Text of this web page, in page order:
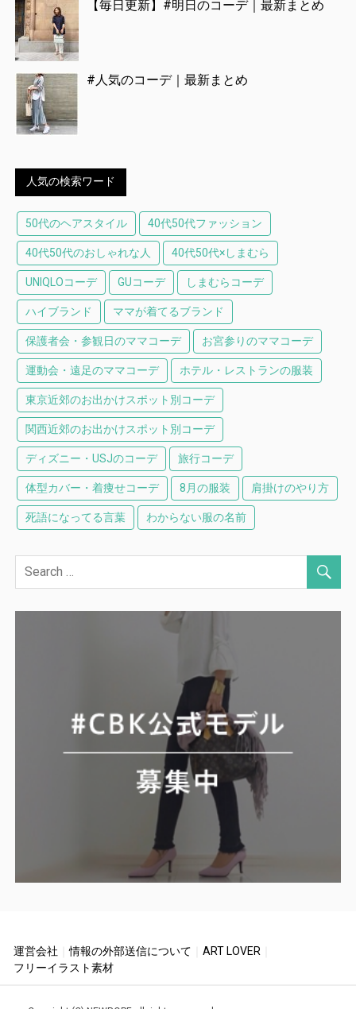
【毎日更新】#明日のコーデ｜最新まとめ
#人気のコーデ｜最新まとめ
人気の検索ワード
50代のヘアスタイル 40代50代ファッション
40代50代のおしゃれな人 40代50代×しまむら
UNIQLOコーデ GUコーデ しまむらコーデ
ハイブランド ママが着てるブランド
保護者会・参観日のママコーデ お宮参りのママコーデ
運動会・遠足のママコーデ ホテル・レストランの服装
東京近郊のお出かけスポット別コーデ
関西近郊のお出かけスポット別コーデ
ディズニー・USJのコーデ 旅行コーデ
体型カバー・着痩せコーデ 8月の服装 肩掛けのやり方
死語になってる言葉 わからない服の名前
運営会社 ｜情報の外部送信について ART LOVER
フリーイラスト素材